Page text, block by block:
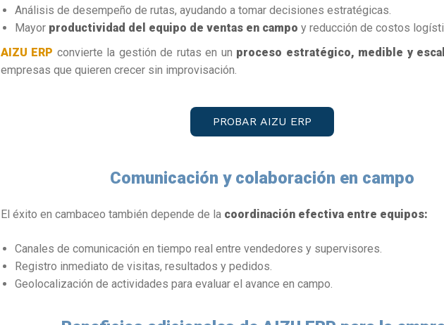
Análisis de desempeño de rutas, ayudando a tomar decisiones estratégicas.
Mayorproductividad del equipo de ventas en campo y reducción de costos
AIZU ERP convierte la gestión de rutas en un proceso estratégico, medible y
empresas que quieren crecer sin improvisación.
PROBAR AIZU ERP
Comunicación y colaboración en campo
El éxito en cambaceo también depende de la coordinación efectiva entre equipos:
Canales de comunicación en tiempo real entre vendedores y supervisores.
Registro inmediato de visitas, resultados y pedidos.
Geolocalización de actividades para evaluar el avance en campo.